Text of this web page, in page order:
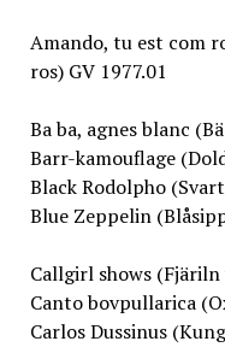
Amando, tu est com
ros) GV 1977.01
Ba ba, agnes blanc
Barr-kamouflage
Black Rodolpho
Blue Zeppelin
Callgirl shows (Fjäriln
Canto bovpullarica
Carlos Dussinus